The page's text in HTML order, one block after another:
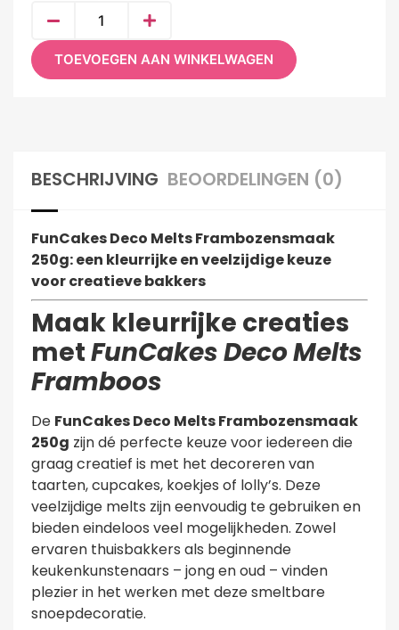
TOEVOEGEN AAN WINKELWAGEN
BESCHRIJVING BEOORDELINGEN (0)
FunCakes Deco Melts Frambozensmaak
250g: een kleurrijke en veelzijdige keuze
voor creatieve bakkers
Maak kleurrijke creaties
metFunCakes Deco Melts
Framboos
De FunCakes Deco Melts Frambozensmaak
250g zijn dé perfecte keuze voor iedereen die
graag creatief is met het decoreren van
taarten, cupcakes, koekjes of lolly’s. Deze
veelzijdige melts zijn eenvoudig te gebruiken en
bieden eindeloos veel mogelijkheden. Zowel
ervaren thuisbakkers als beginnende
keukenkunstenaars – jong en oud – vinden
plezier in het werken met deze smeltbare
snoepdecoratie.